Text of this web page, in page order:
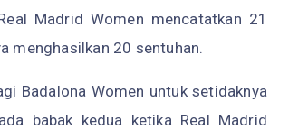
Madrid Women mencatatkan 21
menghasilkan 20 sentuhan.
Badalona Women untuk setidaknya
babak kedua ketika Real Madrid